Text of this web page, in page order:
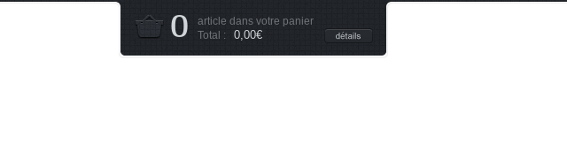
0
article dans votre panier
Total : 0,00€